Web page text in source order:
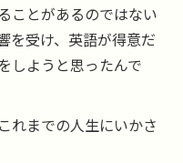
ことがあるのではない
を受け、英語が得意だ
しようと思ったんで
れまでの人生にいかさ